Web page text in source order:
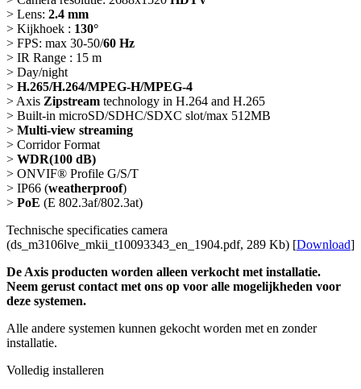
> Lens: 2.4 mm
> Kijkhoek : 130°
> FPS: max 30-50/60 Hz
> IR Range : 15 m
> Day/night
> H.265/H.264/MPEG-H/MPEG-4
> Axis Zipstream technology in H.264 and H.265
> Built-in microSD/SDHC/SDXC slot/max 512MB
> Multi-view streaming
> Corridor Format
> WDR(100 dB)
> ONVIF® Profile G/S/T
> IP66 (weatherproof)
> PoE (E 802.3af/802.3at)
Technische specificaties camera
(ds_m3106lve_mkii_t10093343_en_1904.pdf, 289 Kb) [Download]
De Axis producten worden alleen verkocht met installatie.
Neem gerust contact met ons op voor alle mogelijkheden voor
deze systemen.
Alle andere systemen kunnen gekocht worden met en zonder
installatie.
Volledig installeren